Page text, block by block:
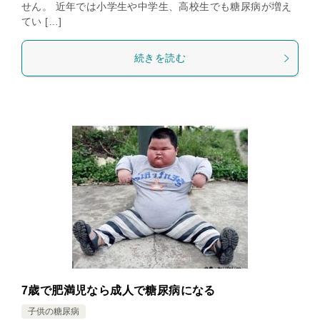
せん。 近年では小学生や中学生、高校生でも糖尿病が増え
てい […]
続きを読む
7歳で肥満児なら成人で糖尿病になる
子供の糖尿病